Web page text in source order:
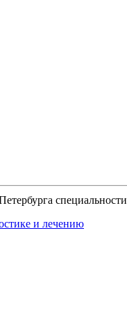
специальности
и лечению